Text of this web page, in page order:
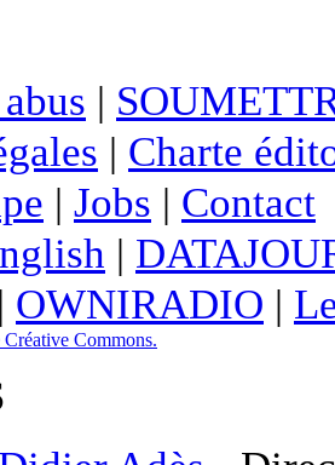
|
| Charte
| Jobs | Contact
|
| OWNIRADIO |
Créative Commons.